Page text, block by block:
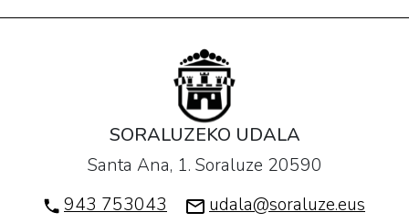
SORALUZEKO UDALA
Santa Ana, 1. Soraluze 20590
943 753043
udala@soraluze.eus